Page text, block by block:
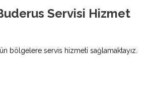
Servisi Hizmet
bölgelere servis hizmeti sağlamaktayız.